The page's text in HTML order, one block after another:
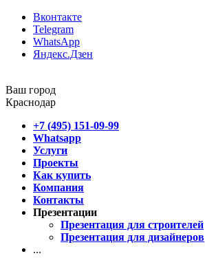
Вконтакте
Telegram
WhatsApp
Яндекс.Дзен
Ваш город
Краснодар
+7 (495) 151-09-99
Whatsapp
Услуги
Проекты
Как купить
Компания
Контакты
Презентации
Презентация для строителей
Презентация для дизайнеров
...